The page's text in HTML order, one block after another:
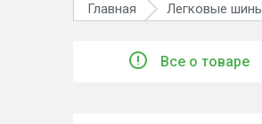
Главная Легковые
Все о товаре